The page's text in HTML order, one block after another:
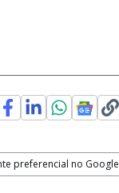
preferencial no Google